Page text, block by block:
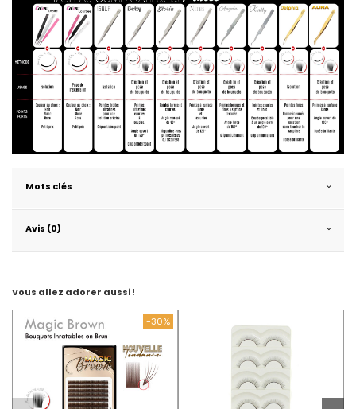
Mots clés
Avis (0)
Vous allez adorer aussi !
-30%